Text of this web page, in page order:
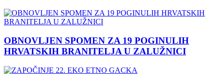
OBNOVLJEN SPOMEN ZA 19 POGINULIH
HRVATSKIH BRANITELJA U ZALUŽNICI